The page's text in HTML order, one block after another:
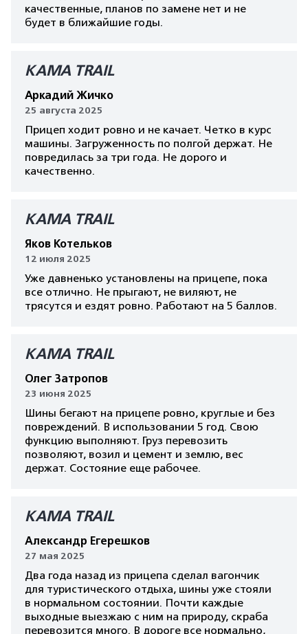
качественные, планов по замене нет и не
будет в ближайшие годы.
КАМА TRAIL
Аркадий Жичко
25 августа 2025
Прицеп ходит ровно и не качает. Четко в курс
машины. Загруженность по полгой держат. Не
повредилась за три года. Не дорого и
качественно.
КАМА TRAIL
Яков Котельков
12 июля 2025
Уже давненько установлены на прицепе, пока
все отлично. Не прыгают, не виляют, не
трясутся и ездят ровно. Работают на 5 баллов.
КАМА TRAIL
Олег Затропов
23 июня 2025
Шины бегают на прицепе ровно, круглые и без
повреждений. В использовании 5 год. Свою
функцию выполняют. Груз перевозить
позволяют, возил и цемент и землю, вес
держат. Состояние еще рабочее.
КАМА TRAIL
Александр Егерешков
27 мая 2025
Два года назад из прицепа сделал вагончик
для туристического отдыха, шины уже стояли
в нормальном состоянии. Почти каждые
выходные выезжаю с ним на природу, скраба
перевозится много. В дороге все нормально,